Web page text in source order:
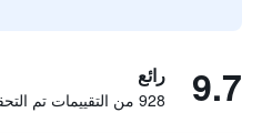
9.7 رائع
928 من التقييمات تم التحقق منها